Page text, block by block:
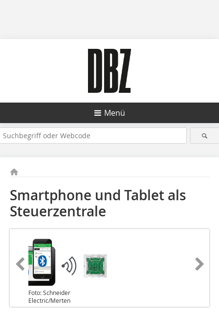
Menü
Smartphone und Tablet als
Steuerzentrale
Foto: Schneider
Electric/Merten